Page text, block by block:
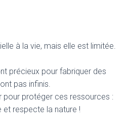
à la vie, mais elle est limitée.
précieux pour fabriquer des
pas infinis.
pour protéger ces ressources :
respecte la nature !